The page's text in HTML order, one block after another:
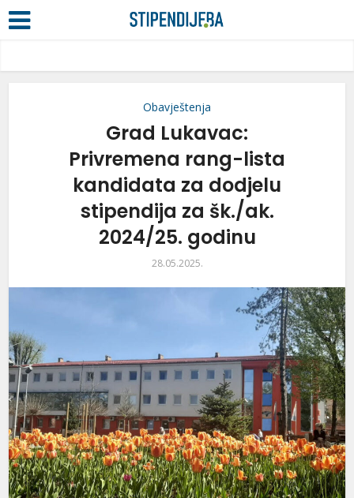
Obavještenja
Grad Lukavac:
Privremena rang-lista
kandidata za dodjelu
stipendija za šk./ak.
2024/25. godinu
28.05.2025.